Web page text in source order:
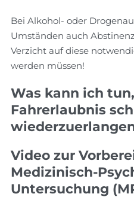
Bei Alkohol- oder
Umständen auch
Verzicht auf diese
werden müssen!
Was kann ich
Fahrerlaubnis
Video zur
Medizinisch-
Untersuchung